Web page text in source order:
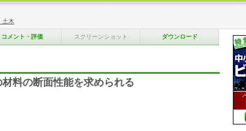
土木
コメント・評価 スクリーンショット ダウンロード
料の断面性能を求められる